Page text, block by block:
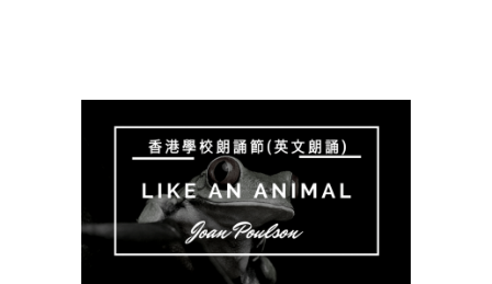
-- Trinity GESE 聖三一考試
-- Chinese 普通話
-- Adult Program 成人班